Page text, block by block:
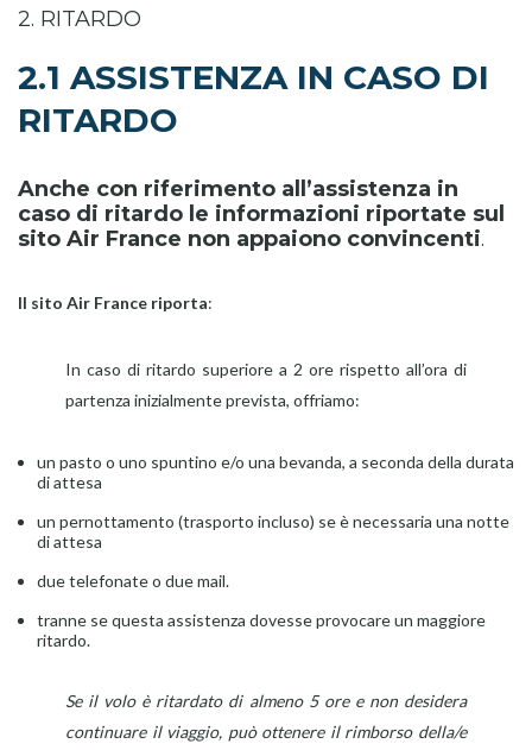
2. RITARDO
2.1 ASSISTENZA IN CASO DI
RITARDO
Anche con riferimento all’assistenza in
caso di ritardo le informazioni riportate sul
sito Air France non appaiono convincenti.
Il sito Air France riporta:
In caso di ritardo superiore a 2 ore rispetto all’ora di
partenza inizialmente prevista, offriamo:
un pasto o uno spuntino e/o una bevanda, a seconda della durata
di attesa
un pernottamento (trasporto incluso) se è necessaria una notte
di attesa
due telefonate o due mail.
tranne se questa assistenza dovesse provocare un maggiore
ritardo.
Se il volo è ritardato di almeno 5 ore e non desidera
continuare il viaggio, può ottenere il rimborso della/e